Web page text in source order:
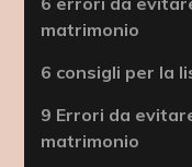
matrimonio
6 consigli per la
9 Errori da
matrimonio